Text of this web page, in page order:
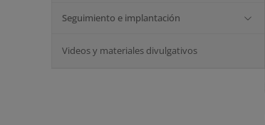
Seguimiento e implantación
Videos y materiales divulgativos